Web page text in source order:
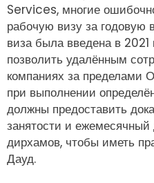
Services, многие
рабочую визу за годовую
виза была введена в 2021
позволить удалённым
компаниях за пределами
при выполнении
должны предоставить
занятости и
дирхамов, чтобы иметь
Дауд.